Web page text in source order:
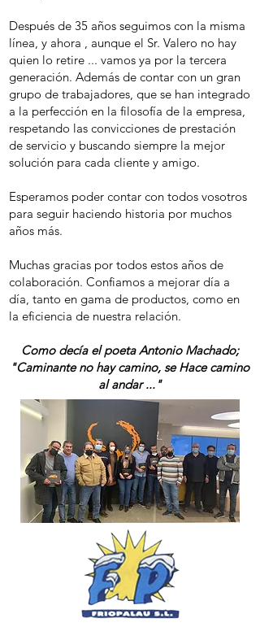
Después de 35 años seguimos con la misma
línea, y ahora , aunque el Sr. Valero no hay
quien lo retire ... vamos ya por la tercera
generación. Además de contar con un gran
grupo de trabajadores, que se han integrado
a la perfección en la filosofía de la empresa,
respetando las convicciones de prestación
de servicio y buscando siempre la mejor
solución para cada cliente y amigo.
Esperamos poder contar con todos vosotros
para seguir haciendo historia por muchos
años más.
Muchas gracias por todos estos años de
colaboración. Confiamos a mejorar día a
día, tanto en gama de productos, como en
la eficiencia de nuestra relación.
Como decía el poeta Antonio Machado;
"Caminante no hay camino, se Hace camino
al andar ..."